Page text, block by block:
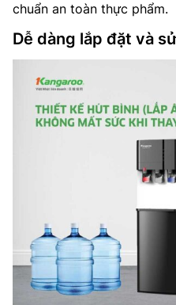
chuẩn an toàn thực phẩm.
Dễ dàng lắp đặt và